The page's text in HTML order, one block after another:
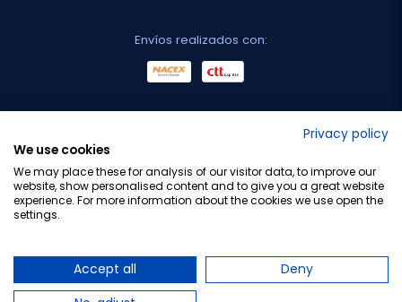
Envíos realizados con:
Privacy policy
We use cookies
We may place these for analysis of our visitor data, to improve our
website, show personalised content and to give you a great website
experience. For more information about the cookies we use open the
settings.
Accept all
Deny